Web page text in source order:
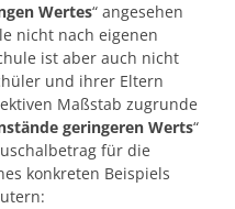
Wertes“ angesehen
nicht nach eigenen
ist aber auch nicht
und ihrer Eltern
Maßstab zugrunde
geringeren Werts“
für die
konkreten Beispiels